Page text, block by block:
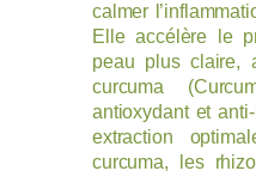
calmer
Elle accélère le
peau plus claire,
curcuma
antioxydant et
extraction
curcuma, les